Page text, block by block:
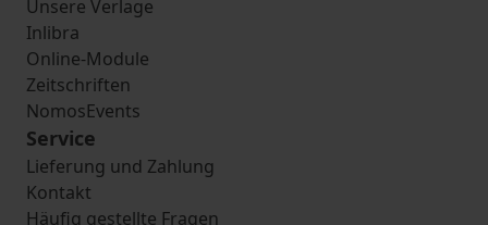
Unsere Verlage
Inlibra
Online-Module
Zeitschriften
NomosEvents
Service
Lieferung und Zahlung
Kontakt
Häufig gestellte Fragen